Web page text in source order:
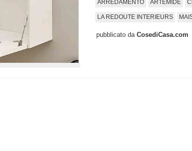
ARREDAMENTO ARTEMIDE
LA REDOUTE INTERIEURS
pubblicato da CosediCasa.com